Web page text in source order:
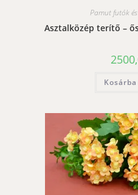
Pamut futók
Asztalközép terítő –